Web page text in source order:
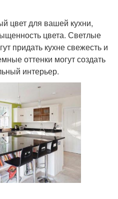
цвет для вашей кухни,
цвета. Светлые
придать кухне свежесть и
оттенки могут создать
интерьер.